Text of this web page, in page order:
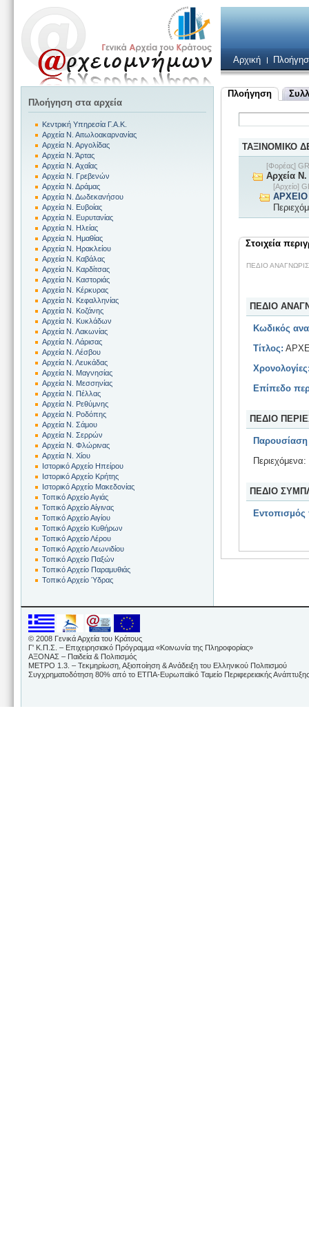
Αρχική
Πλοήγηση
ΤΑΞΙΝΟΜΙΚΟ
[Φορέας]
Αρχεία
[Αρχείο]
Στοιχεία
ΠΕΔΙΟ
ΠΕΔΙΟ
Κωδικός
Τίτλος:
Επίπεδο
ΠΕΔΙΟ
Παρουσίαση
ΠΕΔΙΟ
Πλοήγηση στα αρχεία
Κεντρική Υπηρεσία Γ.Α.Κ.
Αρχεία Ν. Αιτωλοακαρνανίας
Αρχεία Ν. Αργολίδας
Αρχεία Ν. Άρτας
Αρχεία Ν. Αχαΐας
Αρχεία Ν. Γρεβενών
Αρχεία Ν. Δράμας
Αρχεία Ν. Δωδεκανήσου
Αρχεία Ν. Ευβοίας
Αρχεία Ν. Ευρυτανίας
Αρχεία Ν. Ηλείας
Αρχεία Ν. Ημαθίας
Αρχεία Ν. Ηρακλείου
Αρχεία Ν. Καβάλας
Αρχεία Ν. Καρδίτσας
Αρχεία Ν. Καστοριάς
Αρχεία Ν. Κέρκυρας
Αρχεία Ν. Κεφαλληνίας
Αρχεία Ν. Κοζάνης
Αρχεία Ν. Κυκλάδων
Αρχεία Ν. Λακωνίας
Αρχεία Ν. Λάρισας
Αρχεία Ν. Λέσβου
Αρχεία Ν. Λευκάδας
Αρχεία Ν. Μαγνησίας
Αρχεία Ν. Μεσσηνίας
Αρχεία Ν. Πέλλας
Αρχεία Ν. Ρεθύμνης
Αρχεία Ν. Ροδόπης
Αρχεία Ν. Σάμου
Αρχεία Ν. Σερρών
Αρχεία Ν. Φλώρινας
Αρχεία Ν. Χίου
Ιστορικό Αρχείο Ηπείρου
Ιστορικό Αρχείο Κρήτης
Ιστορικό Αρχείο Μακεδονίας
Τοπικό Αρχείο Αγιάς
Τοπικό Αρχείο Αίγινας
Τοπικό Αρχείο Αιγίου
Τοπικό Αρχείο Κυθήρων
Τοπικό Αρχείο Λέρου
Τοπικό Αρχείο Λεωνιδίου
Τοπικό Αρχείο Παξών
Τοπικό Αρχείο Παραμυθιάς
Τοπικό Αρχείο Ύδρας
© 2008 Γενικά Αρχεία του Κράτους
Γ' Κ.Π.Σ. – Επιχειρησιακό Πρόγραμμα «Κοινωνία της Πληροφορίας»
ΑΞΟΝΑΣ – Παιδεία & Πολιτισμός
ΜΕΤΡΟ 1.3. – Τεκμηρίωση, Αξιοποίηση & Ανάδειξη του Ελληνικού Πολιτισμού
Συγχρηματοδότηση 80% από το ΕΤΠΑ-Ευρωπαϊκό Ταμείο Περιφερειακής